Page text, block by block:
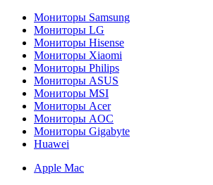
Мониторы Samsung
Мониторы LG
Мониторы Hisense
Мониторы Xiaomi
Мониторы Philips
Мониторы ASUS
Мониторы MSI
Мониторы Acer
Мониторы AOC
Мониторы Gigabyte
Huawei
Apple Mac